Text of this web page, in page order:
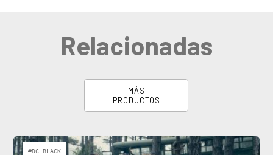
Relacionadas
MÁS
PRODUCTOS
#DC BLACK